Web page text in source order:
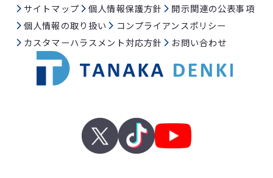
サイトマップ 個人情報保護方針
開示関連の公表事項
個人情報の取り扱い
コンプライアンスポリシー
カスタマーハラスメント対応方針
お問い合わせ